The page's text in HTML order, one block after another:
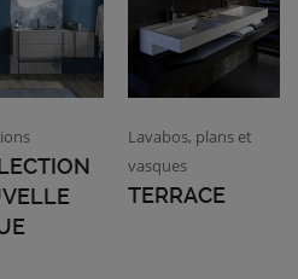
Lavabos, plans et
vasques
TERRACE